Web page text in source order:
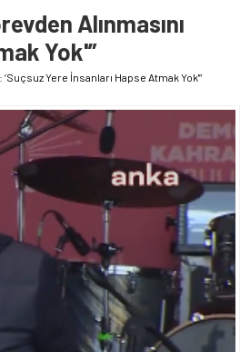
Alınmasını
Yok'”
Yere İnsanları Hapse Atmak Yok'”